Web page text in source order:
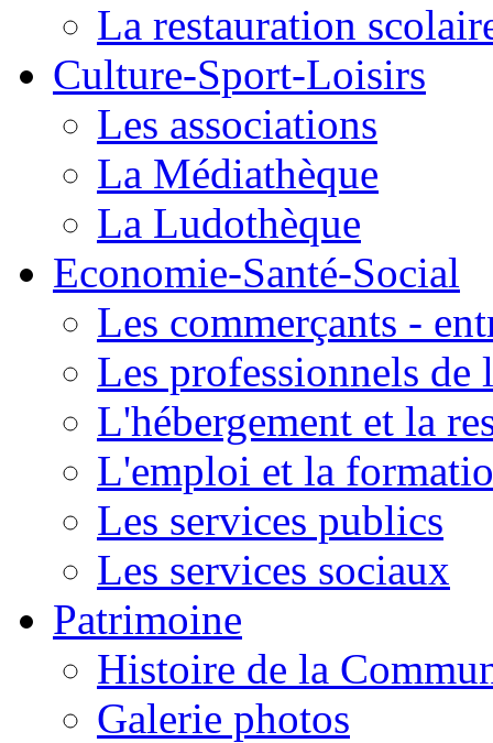
La restauration
Culture-Sport-Loisirs
Les associations
La Médiathèque
La Ludothèque
Economie-Santé-Social
Les commerçants -
Les professionnels de
L'hébergement et la
L'emploi et la
Les services publics
Les services sociaux
Patrimoine
Histoire de la
Galerie photos